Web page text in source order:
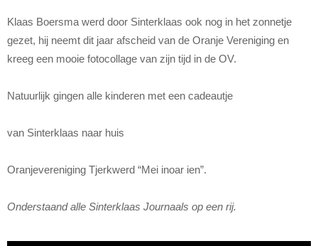
Klaas Boersma werd door Sinterklaas ook nog in het zonnetje
gezet, hij neemt dit jaar afscheid van de Oranje Vereniging en
kreeg een mooie fotocollage van zijn tijd in de OV.
Natuurlijk gingen alle kinderen met een cadeautje
van Sinterklaas naar huis
Oranjevereniging Tjerkwerd “Mei inoar ien”.
Onderstaand alle Sinterklaas Journaals op een rij.